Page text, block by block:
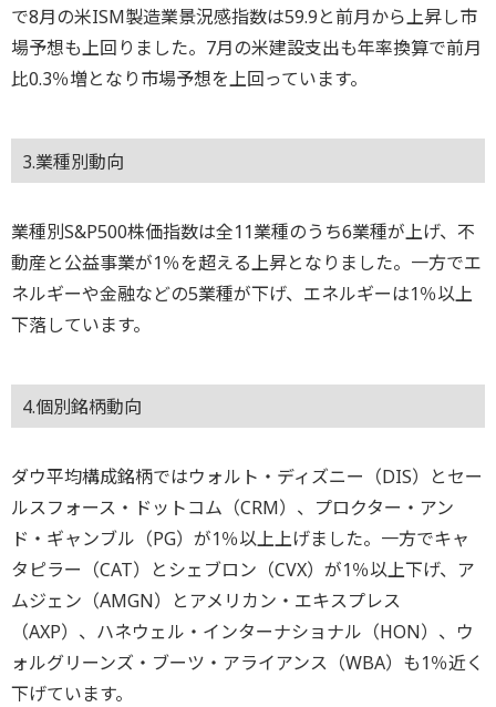
で8月の米ISM製造業景況感指数は59.9と前月から上昇し市
場予想も上回りました。7月の米建設支出も年率換算で前月
比0.3％増となり市場予想を上回っています。
3.業種別動向
業種別S&P500株価指数は全11業種のうち6業種が上げ、不
動産と公益事業が1％を超える上昇となりました。一方でエ
ネルギーや金融などの5業種が下げ、エネルギーは1％以上
下落しています。
4.個別銘柄動向
ダウ平均構成銘柄ではウォルト・ディズニー（DIS）とセー
ルスフォース・ドットコム（CRM）、プロクター・アン
ド・ギャンブル（PG）が1％以上上げました。一方でキャ
タピラー（CAT）とシェブロン（CVX）が1％以上下げ、ア
ムジェン（AMGN）とアメリカン・エキスプレス
（AXP）、ハネウェル・インターナショナル（HON）、ウ
ォルグリーンズ・ブーツ・アライアンス（WBA）も1％近く
下げています。